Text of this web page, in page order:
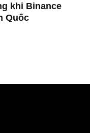
khi Binance
Quốc